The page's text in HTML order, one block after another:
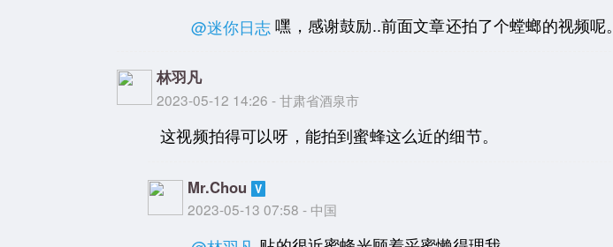
@迷你日志 嘿，感谢鼓励..前面文章还拍了个螳螂的视频呢。
林羽凡
2023-05-12 14:26 - 甘肃省酒泉市
这视频拍得可以呀，能拍到蜜蜂这么近的细节。
Mr.Chou
2023-05-13 07:58 - 中国